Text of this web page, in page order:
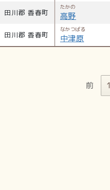
田川郡 香春町
たかの
高野
田川郡 香春町
なかつばる
中津原
前 1